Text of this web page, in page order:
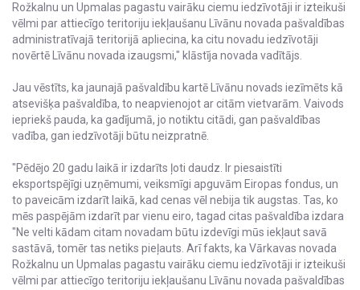
Rožkalnu un Upmalas pagastu vairāku ciemu iedzīvotāji ir izteikuši
vēlmi par attiecīgo teritoriju iekļaušanu Līvānu novada pašvaldības
administratīvajā teritorijā apliecina, ka citu novadu iedzīvotāji
novērtē Līvānu novada izaugsmi," klāstīja novada vadītājs.
Jau vēstīts, ka jaunajā pašvaldību kartē Līvānu novads iezīmēts kā
atsevišķa pašvaldība, to neapvienojot ar citām vietvarām. Vaivods
iepriekš pauda, ka gadījumā, jo notiktu citādi, gan pašvaldības
vadība, gan iedzīvotāji būtu neizpratnē.
"Pēdējo 20 gadu laikā ir izdarīts ļoti daudz. Ir piesaistīti
eksportspējīgi uzņēmumi, veiksmīgi apguvām Eiropas fondus, un
to paveicām izdarīt laikā, kad cenas vēl nebija tik augstas. Tas, ko
mēs paspējām izdarīt par vienu eiro, tagad citas pašvaldība izdara
"Ne velti kādam citam novadam būtu izdevīgi mūs iekļaut savā
sastāvā, tomēr tas netiks pieļauts. Arī fakts, ka Vārkavas novada
Rožkalnu un Upmalas pagastu vairāku ciemu iedzīvotāji ir izteikuši
vēlmi par attiecīgo teritoriju iekļaušanu Līvānu novada pašvaldības